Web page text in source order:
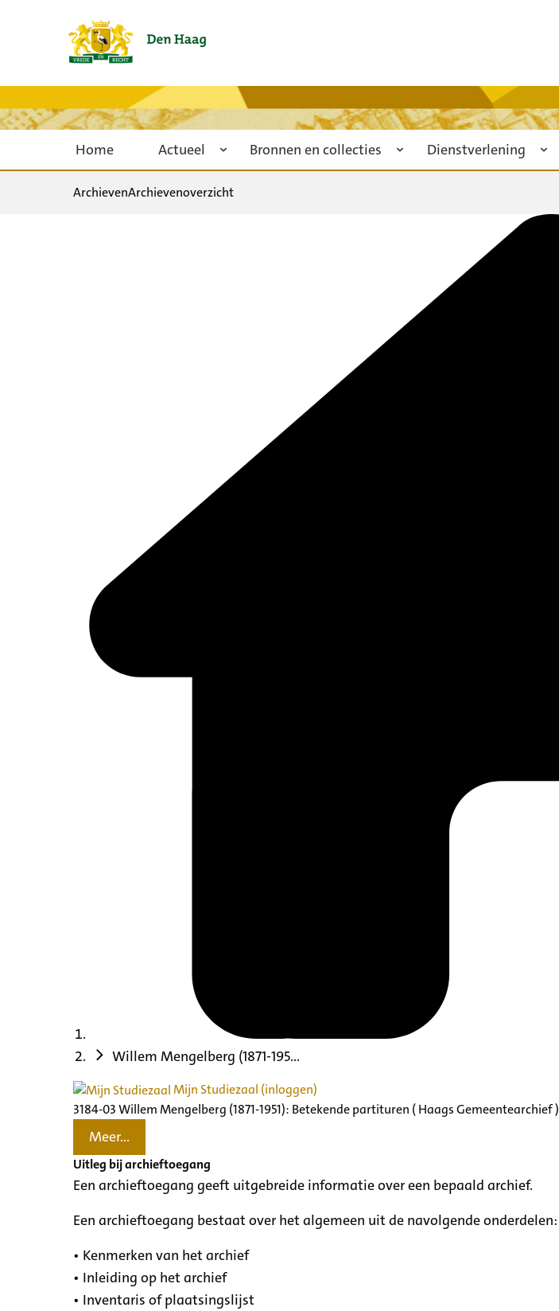
Home Actueel Bronnen en collecties Dienstverlening
ArchievenArchievenoverzicht
Willem Mengelberg (1871-195...
Mijn Studiezaal (inloggen)
3184-03 Willem Mengelberg (1871-1951): Betekende partituren ( Haags Gemeentearchief )
Meer...
Uitleg bij archieftoegang
Een archieftoegang geeft uitgebreide informatie over een bepaald archief.
Een archieftoegang bestaat over het algemeen uit de navolgende onderdelen:
• Kenmerken van het archief
• Inleiding op het archief
• Inventaris of plaatsingslijst